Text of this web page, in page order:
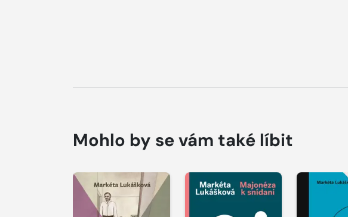
Mohlo by se vám také líbit